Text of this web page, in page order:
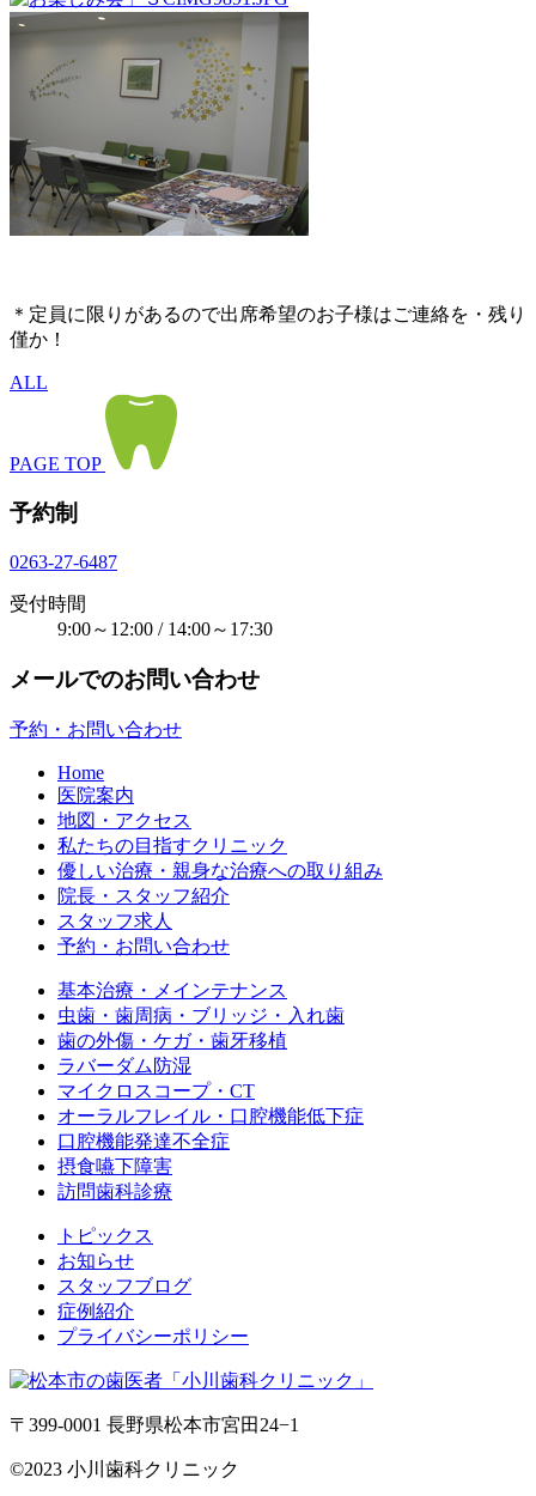
＊定員に限りがあるので出席希望のお子様はご連絡を・残り
僅か！
ALL
PAGE TOP
予約制
0263-27-6487
受付時間
9:00～12:00 / 14:00～17:30
メールでのお問い合わせ
予約・お問い合わせ
Home
医院案内
地図・アクセス
私たちの目指すクリニック
優しい治療・親身な治療への取り組み
院長・スタッフ紹介
スタッフ求人
予約・お問い合わせ
基本治療・メインテナンス
虫歯・歯周病・ブリッジ・入れ歯
歯の外傷・ケガ・歯牙移植
ラバーダム防湿
マイクロスコープ・CT
オーラルフレイル・口腔機能低下症
口腔機能発達不全症
摂食嚥下障害
訪問歯科診療
トピックス
お知らせ
スタッフブログ
症例紹介
プライバシーポリシー
〒399-0001 長野県松本市宮田24−1
©2023 小川歯科クリニック